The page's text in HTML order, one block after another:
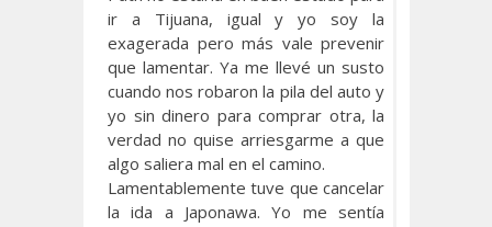
ir a Tijuana, igual y yo soy la
exagerada pero más vale prevenir
que lamentar. Ya me llevé un susto
cuando nos robaron la pila del auto y
yo sin dinero para comprar otra, la
verdad no quise arriesgarme a que
algo saliera mal en el camino.
Lamentablemente tuve que cancelar
la ida a Japonawa. Yo me sentía